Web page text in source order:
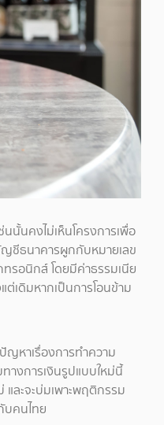
นั้นคงไม่เห็นโครงการเพื่อ
ญชีธนาคารผูกกับหมายเลข
ทรอนิกส์ โดยมีค่าธรรมเนีย
เดิมหากเป็นการโอนข้าม
ญหาเรื่องการทำความ
างการเงินรูปแบบใหม่นี้
และจะบ่มเพาะพฤติกรรม
บคนไทย